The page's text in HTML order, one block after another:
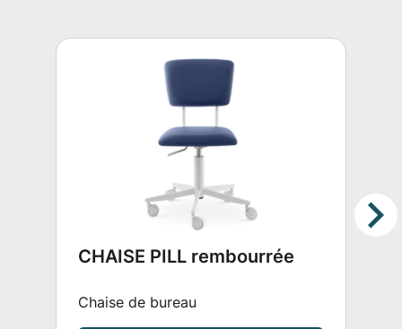
CHAISE PILL rembourrée
Chaise de bureau